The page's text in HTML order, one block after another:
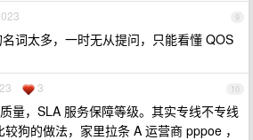
9
词太多，一时无从提问，只能看懂 QOS
10
3
量，SLA 服务保障等级。其实专线不专线
狗的做法，家里拉条 A 运营商 pppoe ，